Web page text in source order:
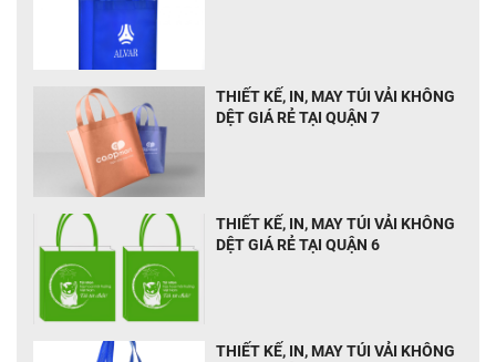
THIẾT KẾ, IN, MAY TÚI VẢI KHÔNG
DỆT GIÁ RẺ TẠI QUẬN 7
THIẾT KẾ, IN, MAY TÚI VẢI KHÔNG
DỆT GIÁ RẺ TẠI QUẬN 6
THIẾT KẾ, IN, MAY TÚI VẢI KHÔNG